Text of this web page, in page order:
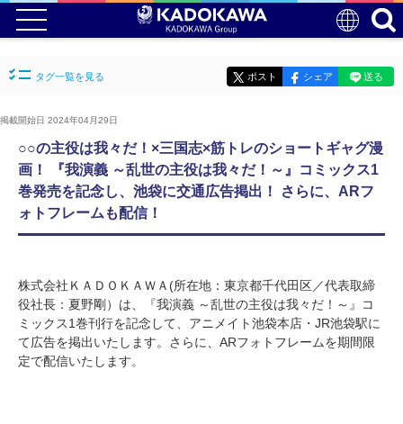
タグ一覧を見る ポスト シェア 送る
掲載開始日 2024年04月29日
○○の主役は我々だ！×三国志×筋トレのショートギャグ漫
画！ 『我演義 ～乱世の主役は我々だ！～』コミックス1
巻発売を記念し、池袋に交通広告掲出！ さらに、ARフ
ォトフレームも配信！
株式会社ＫＡＤＯＫＡＷＡ(所在地：東京都千代田区／代表取締
役社長：夏野剛）は、『我演義 ～乱世の主役は我々だ！～』コ
ミックス1巻刊行を記念して、アニメイト池袋本店・JR池袋駅に
て広告を掲出いたします。さらに、ARフォトフレームを期間限
定で配信いたします。